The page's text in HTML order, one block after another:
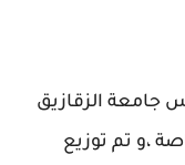
جامعة الزقازيق
،و تم توزيع